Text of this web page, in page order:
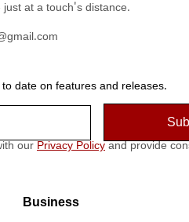
at a touch's distance.
date on features and releases.
our Privacy Policy and provide
Business